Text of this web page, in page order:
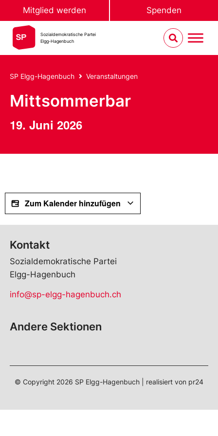
Mitglied werden Spenden
Sozialdemokratische Partei
Elgg-Hagenbuch
SP Elgg-Hagenbuch Veranstaltungen
Mittsommerbar
19. Juni 2026
Zum Kalender hinzufügen
Kontakt
Sozialdemokratische Partei
Elgg-Hagenbuch
info@sp-elgg-hagenbuch.ch
Andere Sektionen
© Copyright 2026 SP Elgg-Hagenbuch | realisiert von pr24